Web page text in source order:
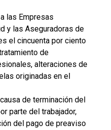
las Empresas
y las Aseguradoras de
el cincuenta por ciento
de
alteraciones de
originadas en el
de terminación del
parte del trabajador,
del pago de preaviso